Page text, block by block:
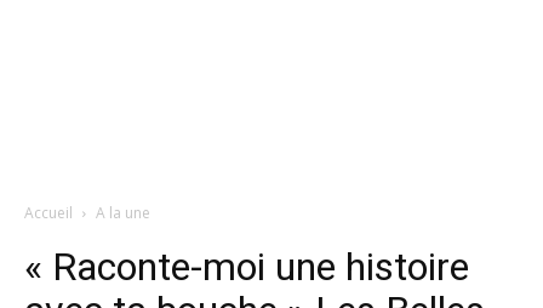
Accueil A la une
« Raconte-moi une histoire